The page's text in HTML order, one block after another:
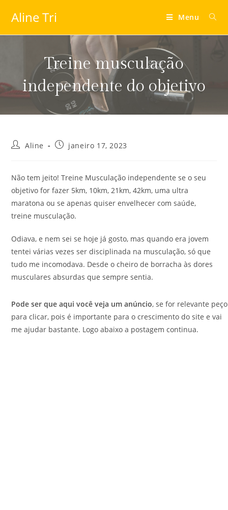
Aline Tri Menu
Treine musculação
independente do objetivo
Aline janeiro 17, 2023
Não tem jeito! Treine Musculação independente se o seu
objetivo for fazer 5km, 10km, 21km, 42km, uma ultra
maratona ou se apenas quiser envelhecer com saúde,
treine musculação.
Odiava, e nem sei se hoje já gosto, mas quando era jovem
tentei várias vezes ser disciplinada na musculação, só que
tudo me incomodava. Desde o cheiro de borracha às dores
musculares absurdas que sempre sentia.
Pode ser que aqui você veja um anúncio, se for relevante peço
para clicar, pois é importante para o crescimento do site e vai
me ajudar bastante. Logo abaixo a postagem continua.